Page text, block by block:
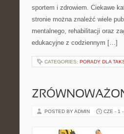
sportem i zdrowiem. Ciekawe
stronie można znaleźć wiele
mentalnego, rehabilitacji oraz
edukacyjne z codziennym […]
CATEGORIES: PORADY DLA
POSTED BY ADMIN CZE - 1